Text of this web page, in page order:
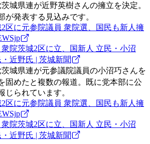
茨城県連が近野英樹さんの擁立を決定。
が発表する見込みです。
区に元参院議員 衆院選、国民も新人擁
衆院茨城2区に立、国新人 立民・小沼
近野氏 | 茨城新聞
茨城県連が元参議院議員の小沼巧さんを
固めたと複数の報道。既に党本部に公
じられています。
区に元参院議員 衆院選、国民も新人擁
衆院茨城2区に立、国新人 立民・小沼
近野氏 | 茨城新聞